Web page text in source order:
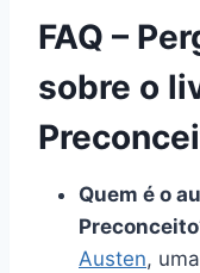
FAQ –
sobre o
Quem é o
Austen,